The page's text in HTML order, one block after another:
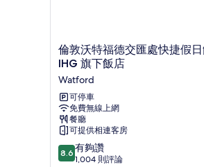
床
的
所
有
相
片
床
詳
倫
敦
特
福
德
交
匯
處
快
倫敦沃特福德交匯處快捷假
IHG 旗下飯店
Watford
可停車
免費無線上網
餐廳
可提供相連客房
8.6
分，
8.6 有夠讚
1,004 則評論